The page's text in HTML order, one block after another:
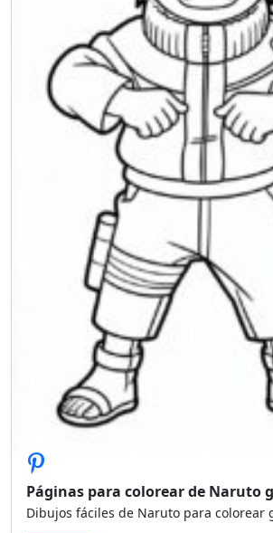
Páginas para colorear de Naruto
Dibujos fáciles de Naruto para colorear